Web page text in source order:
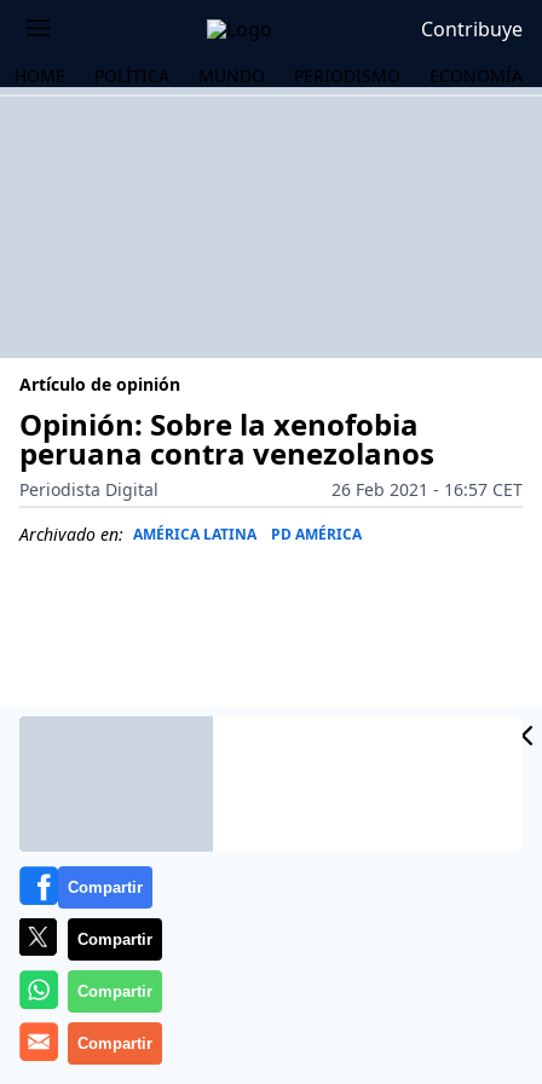
Contribuye
HOME POLÍTICA MUNDO PERIODISMO ECONOMÍA
Artículo de opinión
Opinión: Sobre la xenofobia
peruana contra venezolanos
Periodista Digital
26 Feb 2021 - 16:57 CET
Archivado en: AMÉRICA LATINA PD AMÉRICA
Más información
Compartir
Compartir
Compartir
Compartir